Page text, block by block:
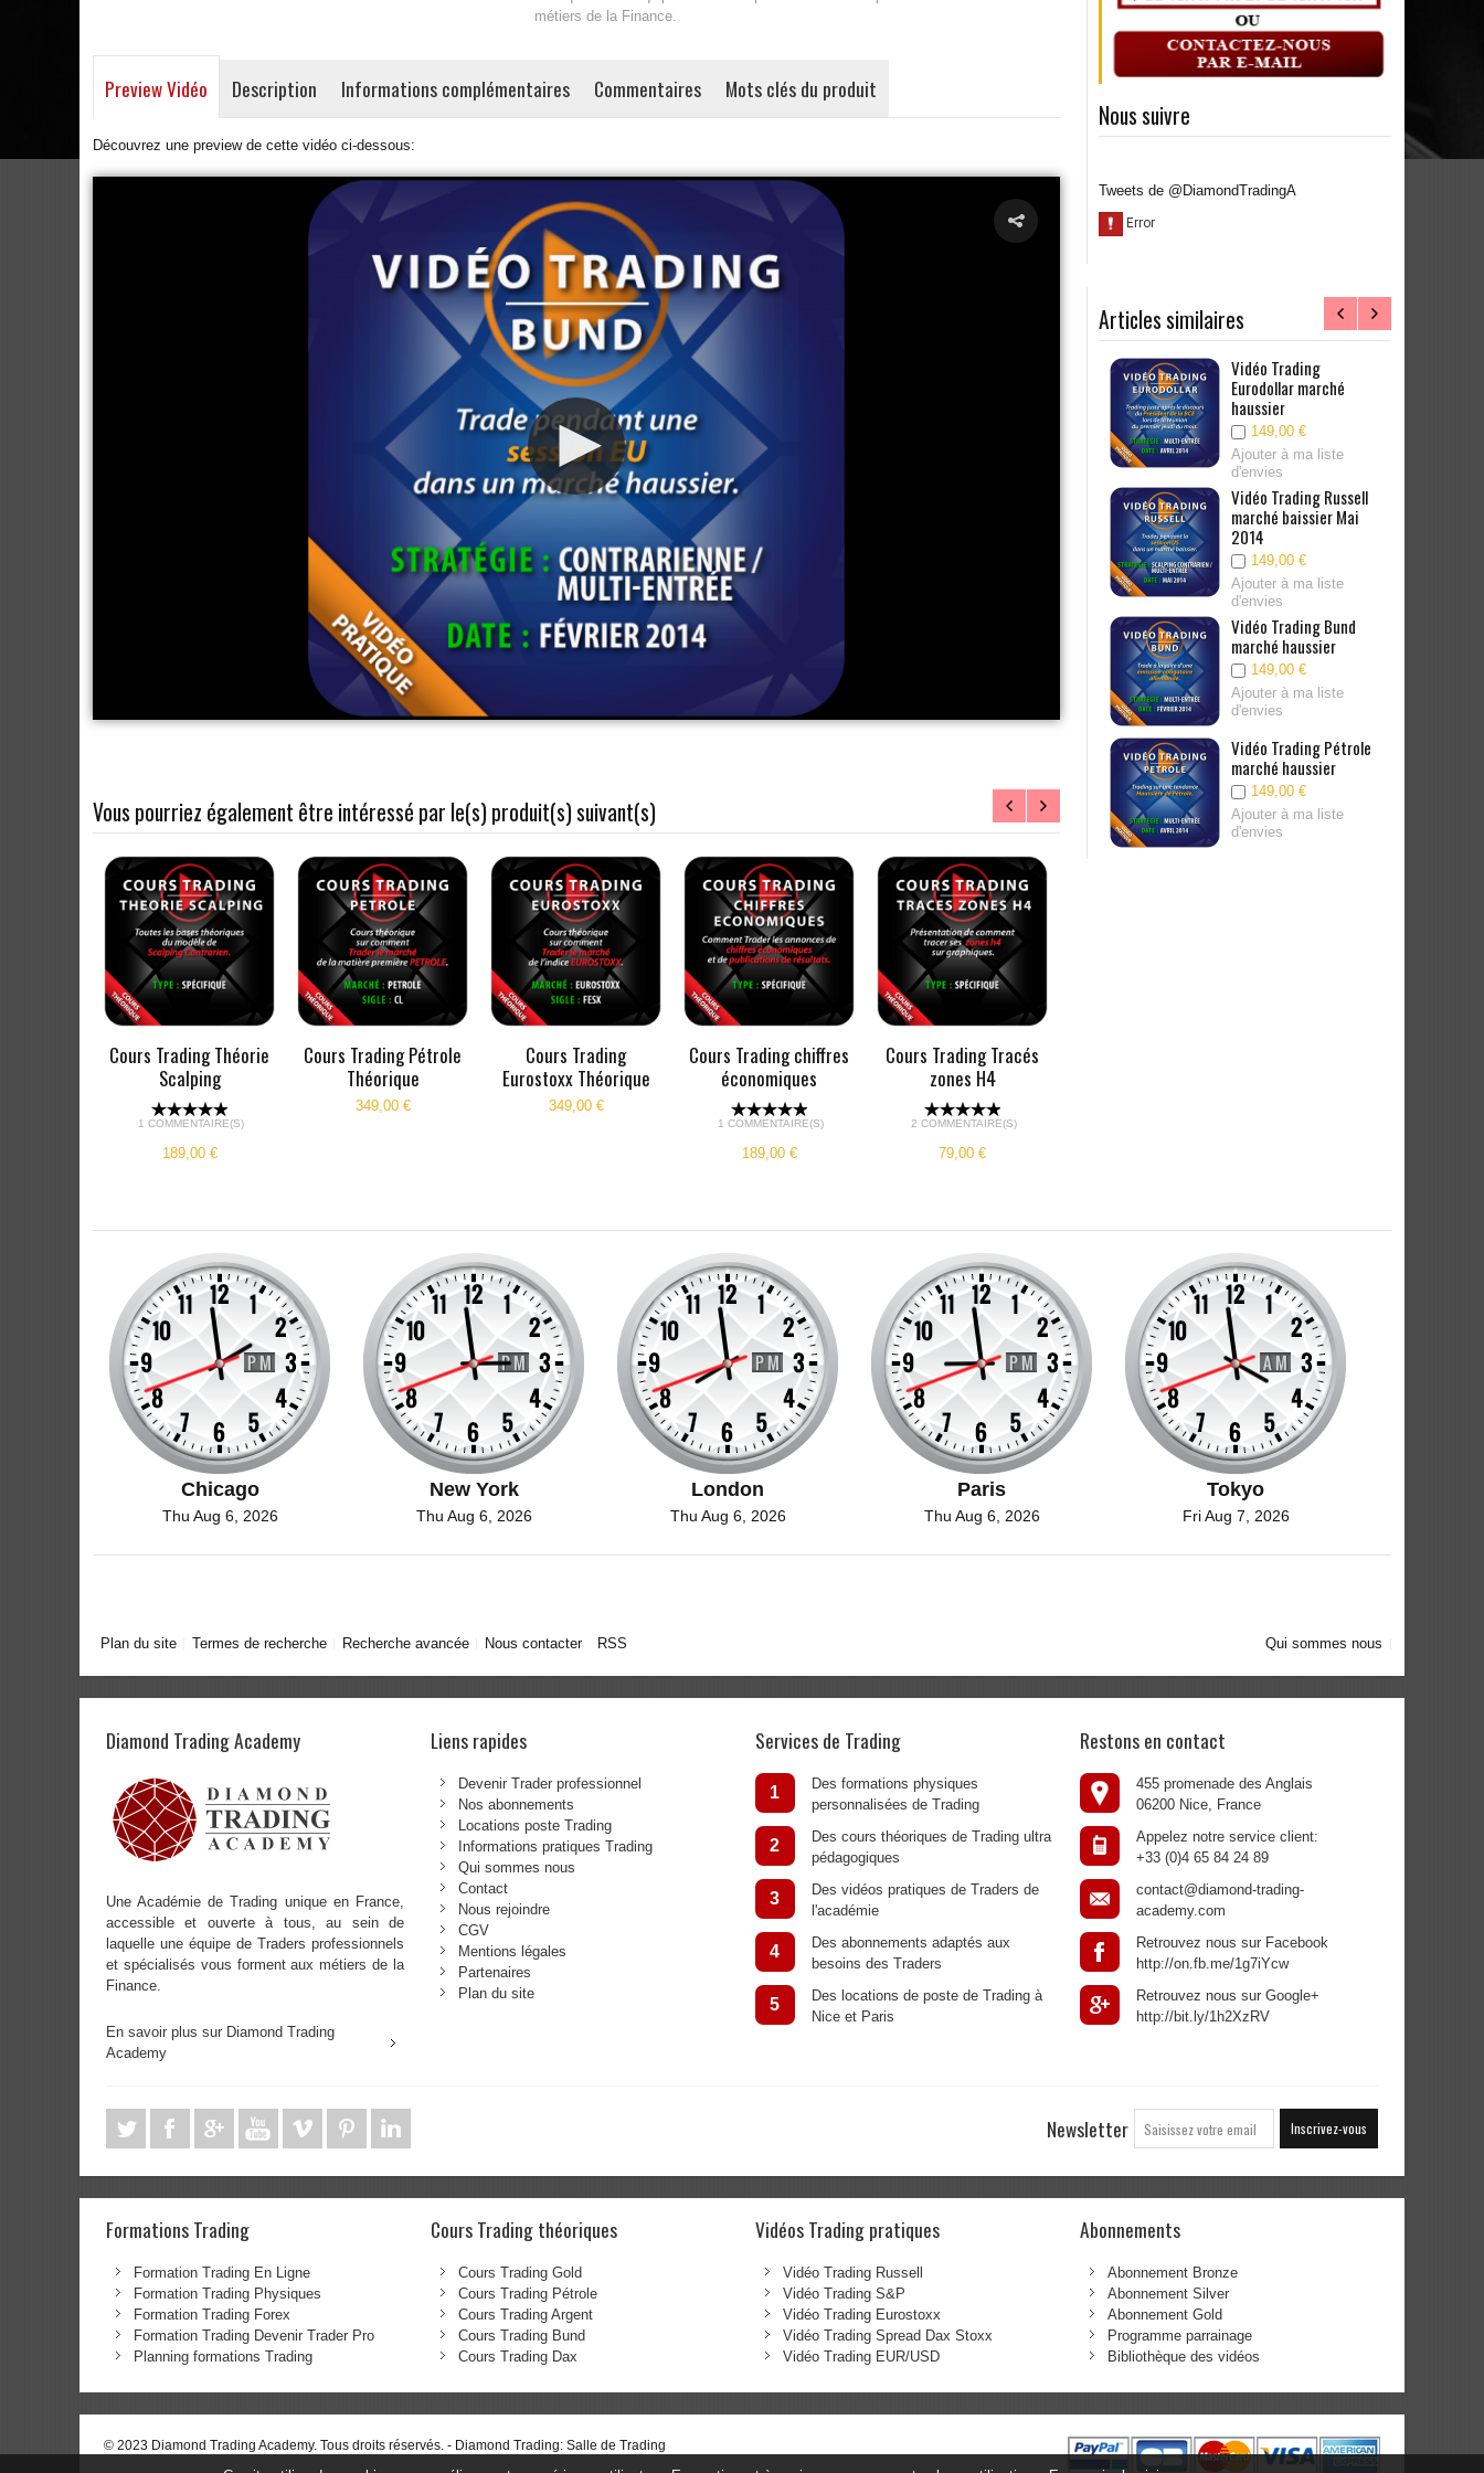
métiers de la Finance.
Nous suivre
Tweets de @DiamondTradingA
Preview Vidéo Description Informations complémentaires Commentaires Mots clés du produit
Découvrez une preview de cette vidéo ci-dessous:
Articles similaires
149,00 €
Ajouter à ma liste
d'envies
Vidéo Trading
Eurodollar marché
haussier
149,00 €
Ajouter à ma liste
d'envies
Vidéo Trading Russell
marché baissier Mai
2014
149,00 €
Ajouter à ma liste
d'envies
Vidéo Trading Bund
marché haussier
149,00 €
Ajouter à ma liste
d'envies
Vidéo Trading Pétrole
marché haussier
149,00 €
Ajouter à ma liste
d'envies
Vous pourriez également être intéressé par le(s) produit(s) suivant(s)
Cours Trading Théorie
Scalping
1 COMMENTAIRE(S)
189,00 €
Cours Trading Pétrole
Théorique
349,00 €
Cours Trading
Eurostoxx Théorique
349,00 €
Cours Trading chiffres
économiques
1 COMMENTAIRE(S)
189,00 €
Cours Trading Tracés
zones H4
2 COMMENTAIRE(S)
79,00 €
Chicago
Thu Aug 6, 2026
New York
Thu Aug 6, 2026
London
Thu Aug 6, 2026
Paris
Thu Aug 6, 2026
Tokyo
Fri Aug 7, 2026
Plan du site Termes de recherche Recherche avancée Nous contacter RSS Qui sommes nous
Diamond Trading Academy
Une Académie de Trading unique en France,
accessible et ouverte à tous, au sein de
laquelle une équipe de Traders professionnels
et spécialisés vous forment aux métiers de la
Finance.
En savoir plus sur Diamond Trading
Academy
Liens rapides
Devenir Trader professionnel
Nos abonnements
Locations poste Trading
Informations pratiques Trading
Qui sommes nous
Contact
Nous rejoindre
CGV
Mentions légales
Partenaires
Plan du site
Services de Trading
1
Des formations physiques
personnalisées de Trading
2
Des cours théoriques de Trading ultra
pédagogiques
3
Des vidéos pratiques de Traders de
l'académie
4
Des abonnements adaptés aux
besoins des Traders
5
Des locations de poste de Trading à
Nice et Paris
Restons en contact
455 promenade des Anglais
06200 Nice, France
Appelez notre service client:
+33 (0)4 65 84 24 89
contact@diamond-trading-
academy.com
Retrouvez nous sur Facebook
http://on.fb.me/1g7iYcw
Retrouvez nous sur Google+
http://bit.ly/1h2XzRV
Newsletter Inscrivez-vous
Formations Trading
Formation Trading En Ligne
Formation Trading Physiques
Formation Trading Forex
Formation Trading Devenir Trader Pro
Planning formations Trading
Cours Trading théoriques
Cours Trading Gold
Cours Trading Pétrole
Cours Trading Argent
Cours Trading Bund
Cours Trading Dax
Vidéos Trading pratiques
Vidéo Trading Russell
Vidéo Trading S&P
Vidéo Trading Eurostoxx
Vidéo Trading Spread Dax Stoxx
Vidéo Trading EUR/USD
Abonnements
Abonnement Bronze
Abonnement Silver
Abonnement Gold
Programme parrainage
Bibliothèque des vidéos
© 2023 Diamond Trading Academy. Tous droits réservés. - Diamond Trading: Salle de Trading